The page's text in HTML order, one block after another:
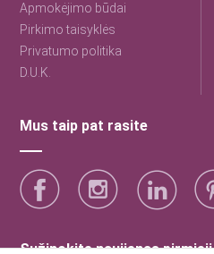
Apmokėjimo būdai
Pirkimo taisyklės
Privatumo politika
D.U.K.
Mus taip pat rasite
Sužinokite naujienas pirmieji